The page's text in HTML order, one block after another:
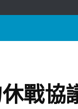
戰協